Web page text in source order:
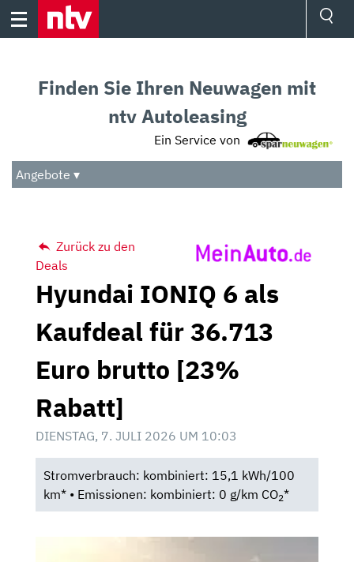
Skip
Audio
Das Beste
Finden Sie Ihren Neuwagen mit
ntv Autoleasing
Ein Service von
Angebote ▾
Zurück zu den
Deals
Hyundai IONIQ 6 als
Kaufdeal für 36.713
Euro brutto [23%
Rabatt]
DIENSTAG, 7. JULI 2026 UM 10:03
Stromverbrauch: kombiniert: 15,1 kWh/100
km* • Emissionen: kombiniert: 0 g/km CO2*